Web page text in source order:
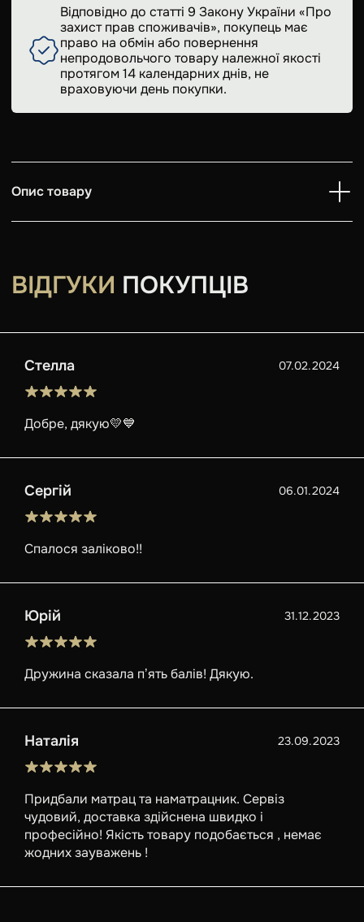
Відповідно до статті 9 Закону України «Про
захист прав споживачів», покупець має
право на обмін або повернення
непродовольчого товару належної якості
протягом 14 календарних днів, не
враховуючи день покупки.
Опис товару
ВІДГУКИ ПОКУПЦІВ
Стелла 07.02.2024
Добре, дякую💛💙
Сергій 06.01.2024
Спалося заліково!!
Юрій 31.12.2023
Дружина сказала пʼять балів! Дякую.
Наталія 23.09.2023
Придбали матрац та наматрацник. Сервіз
чудовий, доставка здійснена швидко і
професійно! Якість товару подобається , немає
жодних зауважень !